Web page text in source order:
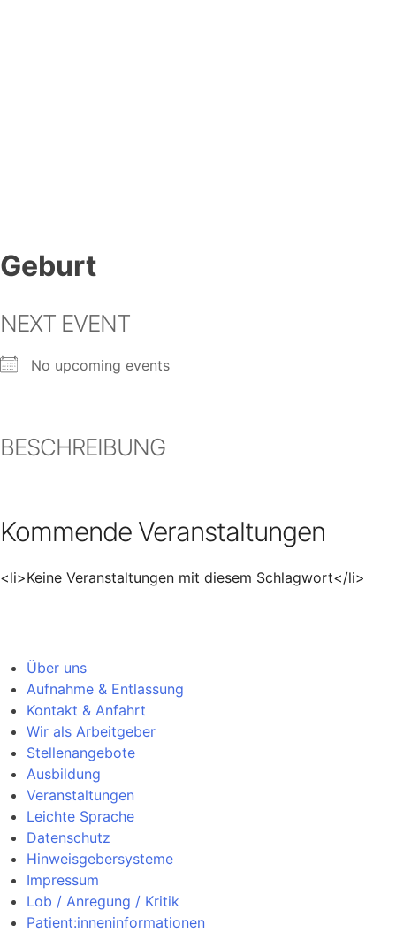
Geburt
NEXT EVENT
No upcoming events
BESCHREIBUNG
Kommende Veranstaltungen
<li>Keine Veranstaltungen mit diesem Schlagwort</li>
Über uns
Aufnahme & Entlassung
Kontakt & Anfahrt
Wir als Arbeitgeber
Stellenangebote
Ausbildung
Veranstaltungen
Leichte Sprache
Datenschutz
Hinweisgebersysteme
Impressum
Lob / Anregung / Kritik
Patient:inneninformationen